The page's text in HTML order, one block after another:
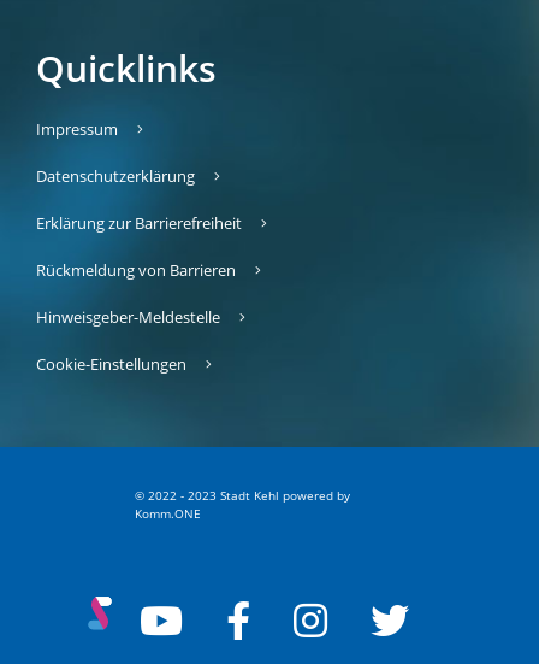
Quicklinks
Impressum
Datenschutzerklärung
Erklärung zur Barrierefreiheit
Rückmeldung von Barrieren
Hinweisgeber-Meldestelle
Cookie-Einstellungen
© 2022 - 2023 Stadt Kehl powered by
Komm.ONE